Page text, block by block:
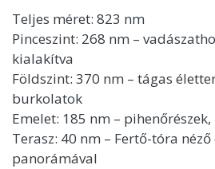
Teljes méret: 823 nm
Pinceszint: 268 nm –
kialakítva
Földszint: 370 nm – tágas
burkolatok
Emelet: 185 nm –
Terasz: 40 nm – Fertő-tóra
panorámával